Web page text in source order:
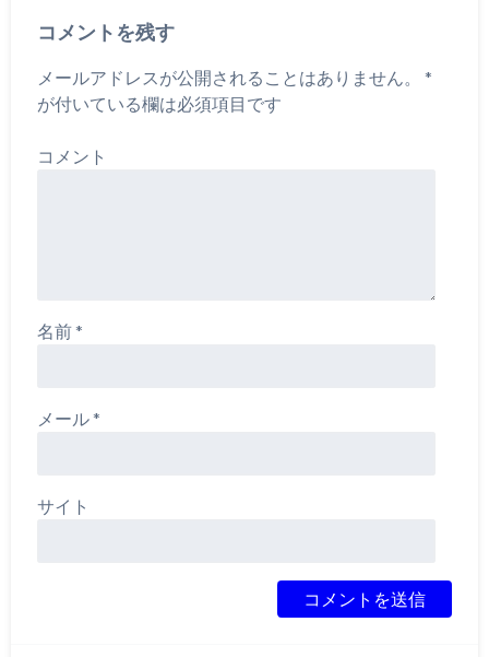
コメントを残す
メールアドレスが公開されることはありません。
*
が付いている欄は必須項目です
コメント
名前*
メール*
サイト